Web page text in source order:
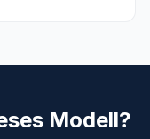
Modell?